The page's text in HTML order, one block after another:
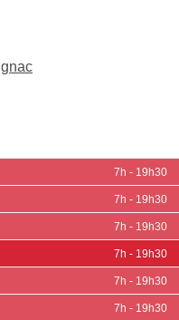
7h - 19h30
7h - 19h30
7h - 19h30
7h - 19h30
7h - 19h30
7h - 19h30